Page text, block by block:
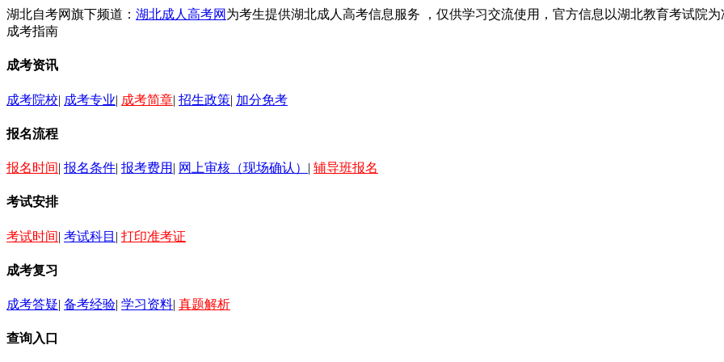
湖北自考网旗下频道： 湖北成人高考网 为考生提供湖北成人高考信息服务 ，仅供学习交流使用，官方信息以湖北教育考试院为
成考指南
成考资讯
成考院校| 成考专业| 成考简章| 招生政策| 加分免考
报名流程
报名时间| 报名条件| 报考费用 | 网上审核（现场确认） | 辅导班报名
考试安排
考试时间| 考试科目 | 打印准考证
成考复习
成考答疑| 备考经验| 学习资料| 真题解析
查询入口